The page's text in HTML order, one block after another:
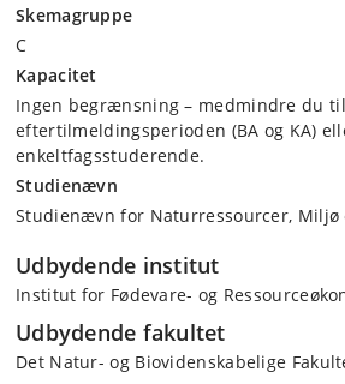
Skemagruppe
C
Kapacitet
Ingen begrænsning – medmindre du
eftertilmeldingsperioden (BA og KA)
enkeltfagsstuderende.
Studienævn
Studienævn for Naturressourcer, Miljø
Udbydende institut
Institut for Fødevare- og
Udbydende fakultet
Det Natur- og Biovidenskabelige